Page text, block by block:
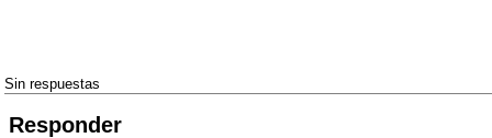
Sin respuestas
Responder